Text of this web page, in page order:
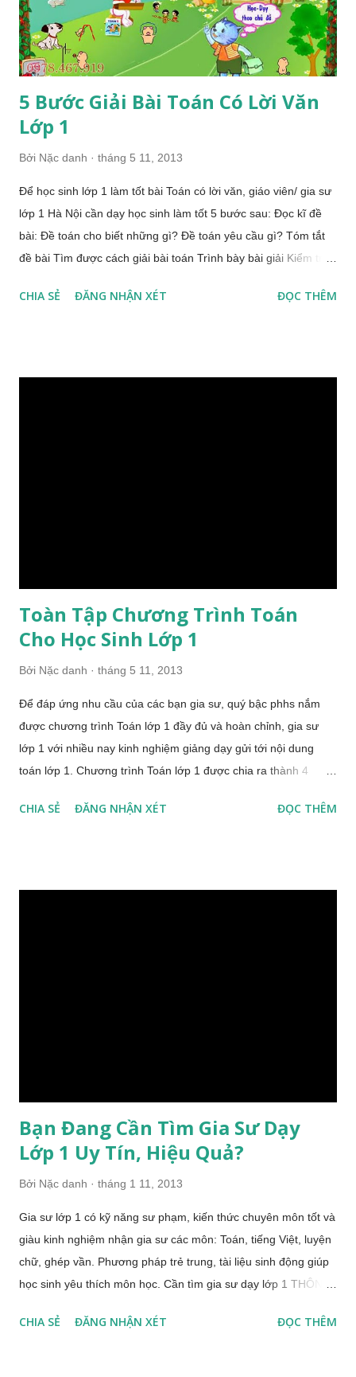
lớp 1 Với sứ mệnh: " Cùng quan tâm, cùng chia sẻ những trăn
trở của quý b...
5 Bước Giải Bài Toán Có Lời Văn
Lớp 1
Bởi Nặc danh tháng 5 11, 2013
Để học sinh lớp 1 làm tốt bài Toán có lời văn, giáo viên/ gia sư
lớp 1 Hà Nội cần dạy học sinh làm tốt 5 bước sau: Đọc kĩ đề
bài: Đề toán cho biết những gì? Đề toán yêu cầu gì? Tóm tắt
đề bài Tìm được cách giải bài toán Trình bày bài giải Kiểm tra
Khi giải bài toán có lời văn gia sư lưu ý cho học sinh hiểu rõ
CHIA SẺ ĐĂNG NHẬN XÉT ĐỌC THÊM
Toàn Tập Chương Trình Toán
Cho Học Sinh Lớp 1
Bởi Nặc danh tháng 5 11, 2013
Để đáp ứng nhu cầu của các bạn gia sư, quý bậc phhs nắm
được chương trình Toán lớp 1 đầy đủ và hoàn chỉnh, gia sư
lớp 1 với nhiều nay kinh nghiệm giảng dạy gửi tới nội dung
toán lớp 1. Chương trình Toán lớp 1 được chia ra thành 4
bài toán Chương trình Toán lớp 1 1. Số học: 1.1. Các số đến
CHIA SẺ ĐĂNG NHẬN XÉT ĐỌC THÊM
Bạn Đang Cần Tìm Gia Sư Dạy
Lớp 1 Uy Tín, Hiệu Quả?
Bởi Nặc danh tháng 1 11, 2013
Gia sư lớp 1 có kỹ năng sư phạm, kiến thức chuyên môn tốt và
giàu kinh nghiệm nhận gia sư các môn: Toán, tiếng Việt, luyện
chữ, ghép vần. Phương pháp trẻ trung, tài liệu sinh động giúp
học sinh yêu thích môn học. Cần tìm gia sư dạy lớp 1 THÔNG
tại các trường Tiểu học trên địa bàn Hà Nội, các sinh viên
CHIA SẺ ĐĂNG NHẬN XÉT ĐỌC THÊM